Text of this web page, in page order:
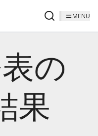
MENU
の
果